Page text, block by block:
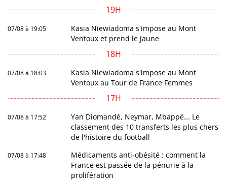
19H
07/08 à 19:05
Kasia Niewiadoma s'impose au Mont
Ventoux et prend le jaune
18H
07/08 à 18:03
Kasia Niewiadoma s'impose au Mont
Ventoux au Tour de France Femmes
17H
07/08 à 17:52
Yan Diomandé, Neymar, Mbappé... Le
classement des 10 transferts les plus chers
de l'histoire du football
07/08 à 17:48
Médicaments anti-obésité : comment la
France est passée de la pénurie à la
prolifération